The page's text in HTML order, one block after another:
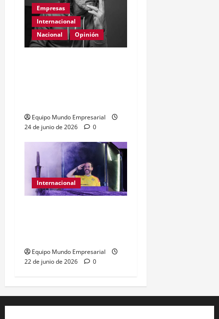
Empresas
Internacional
Nacional
Opinión
Equipo Mundo Empresarial
24 de junio de 2026
0
Internacional
Equipo Mundo Empresarial
22 de junio de 2026
0